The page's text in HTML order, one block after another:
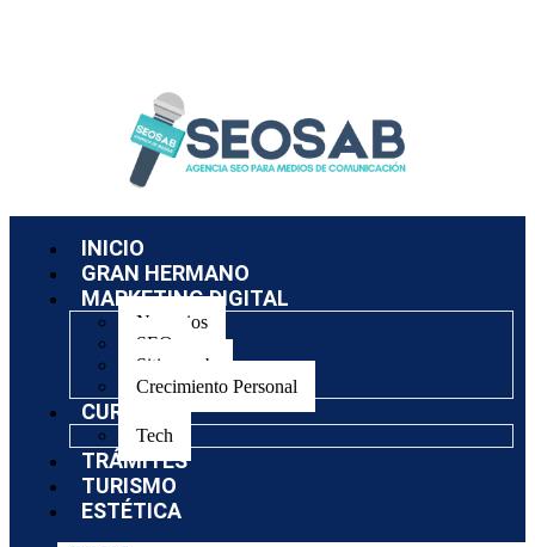
INICIO
GRAN HERMANO
MARKETING DIGITAL
Negocios
SEO
Sitios web
Crecimiento Personal
CURSOS
Tech
TRÁMITES
TURISMO
ESTÉTICA